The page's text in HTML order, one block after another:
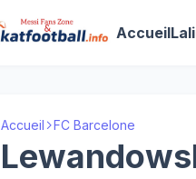
Accueil
Accueil FC Barcelone